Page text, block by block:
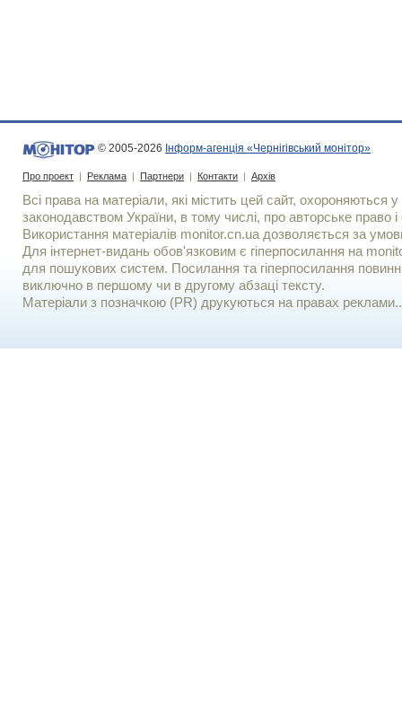
© 2005-2026 Інформ-агенція «Чернігівський монітор»
Про проект | Реклама | Партнери | Контакти | Архів
Всі права на матеріали, які містить цей сайт, охороняються у
законодавством України, в тому числі, про авторське право і
Використання матерiалiв monitor.cn.ua дозволяється за
Для iнтернет-видань обов'язковим є гiперпосилання на
для пошукових систем. Посилання та гіперпосилання
виключно в першому чи в другому абзаці тексту.
Матеріали з позначкою (PR) друкуються на правах реклами..